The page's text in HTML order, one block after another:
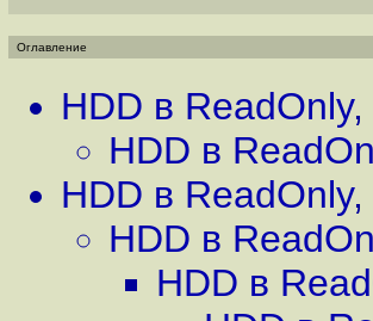
Оглавление
HDD в ReadOnly,
HDD в
HDD в ReadOnly,
HDD в
HDD в